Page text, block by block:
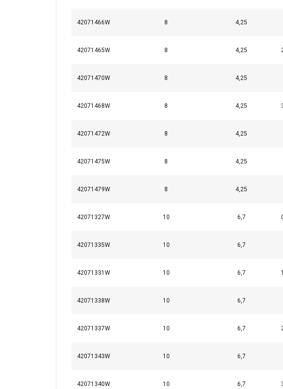
42071466W 8 4,25
42071465W 8 4,25
42071470W 8 4,25
42071468W 8 4,25
42071472W 8 4,25
42071475W 8 4,25
42071479W 8 4,25
42071327W 10 6,7
42071335W 10 6,7
42071331W 10 6,7
42071338W 10 6,7
42071337W 10 6,7
42071343W 10 6,7
42071340W 10 6,7
Używamy plików cookie w celu
analitycznym, którzy mogą łączyć
Wydajność
POKAŻ SZCZEGÓŁY